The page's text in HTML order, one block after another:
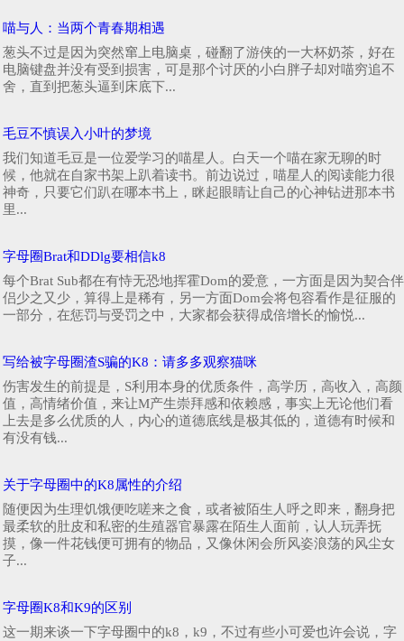
喵与人：当两个青春期相遇
葱头不过是因为突然窜上电脑桌，碰翻了游侠的一大杯奶茶，好在
电脑键盘并没有受到损害，可是那个讨厌的小白胖子却对喵穷追不
舍，直到把葱头逼到床底下...
毛豆不慎误入小叶的梦境
我们知道毛豆是一位爱学习的喵星人。白天一个喵在家无聊的时
候，他就在自家书架上趴着读书。前边说过，喵星人的阅读能力很
神奇，只要它们趴在哪本书上，眯起眼睛让自己的心神钻进那本书
里...
字母圈Brat和DDlg要相信k8
每个Brat Sub都在有恃无恐地挥霍Dom的爱意，一方面是因为契合伴
侣少之又少，算得上是稀有，另一方面Dom会将包容看作是征服的
一部分，在惩罚与受罚之中，大家都会获得成倍增长的愉悦...
写给被字母圈渣S骗的K8：请多多观察猫咪
伤害发生的前提是，S利用本身的优质条件，高学历，高收入，高颜
值，高情绪价值，来让M产生崇拜感和依赖感，事实上无论他们看
上去是多么优质的人，内心的道德底线是极其低的，道德有时候和
有没有钱...
关于字母圈中的K8属性的介绍
随便因为生理饥饿便吃嗟来之食，或者被陌生人呼之即来，翻身把
最柔软的肚皮和私密的生殖器官暴露在陌生人面前，认人玩弄抚
摸，像一件花钱便可拥有的物品，又像休闲会所风姿浪荡的风尘女
子...
字母圈K8和K9的区别
这一期来谈一下字母圈中的k8，k9，不过有些小可爱也许会说，字